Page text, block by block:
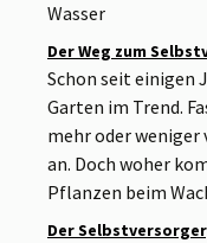
Wasser
Der Weg zum
Schon seit einigen
Garten im Trend.
mehr oder weniger
an. Doch woher
Pflanzen beim
Der